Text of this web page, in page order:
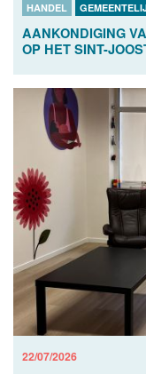
HANDEL
AANKONDIGING
OP HET SINT-
22/07/2026